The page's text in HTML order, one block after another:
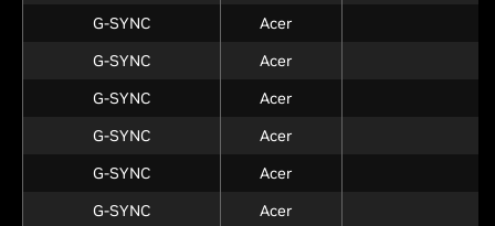
G-SYNC
Acer
G-SYNC
Acer
G-SYNC
Acer
G-SYNC
Acer
G-SYNC
Acer
G-SYNC
Acer